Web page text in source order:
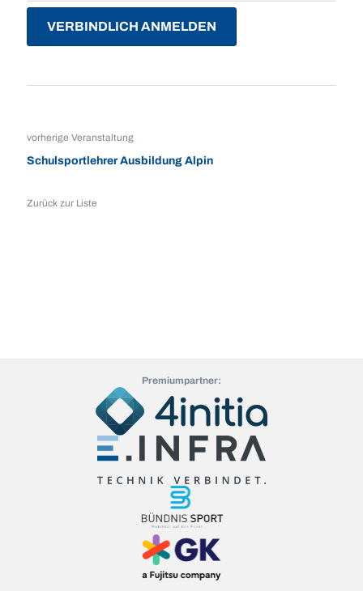
VERBINDLICH ANMELDEN
vorherige Veranstaltung
Schulsportlehrer Ausbildung Alpin
Zurück zur Liste
Premiumpartner: